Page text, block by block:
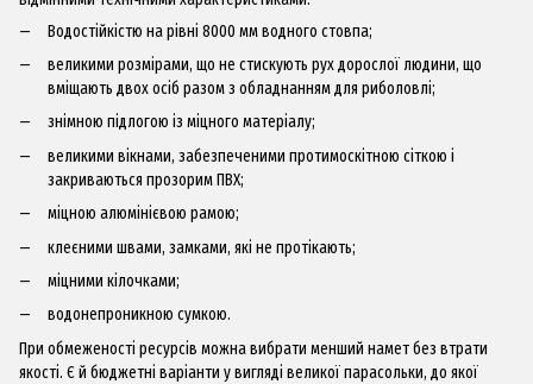
Водостійкістю на рівні 8000 мм водного стовпа;
великими розмірами, що не стискують рух дорослої людини, що
вміщають двох осіб разом з обладнанням для риболовлі;
знімною підлогою із міцного матеріалу;
великими вікнами, забезпеченими протимоскітною сіткою і
закриваються прозорим ПВХ;
міцною алюмінієвою рамою;
клеєними швами, замками, які не протікають;
міцними кілочками;
водонепроникною сумкою.
При обмеженості ресурсів можна вибрати менший намет без втрати
якості. Є й бюджетні варіанти у вигляді великої парасольки, до якої